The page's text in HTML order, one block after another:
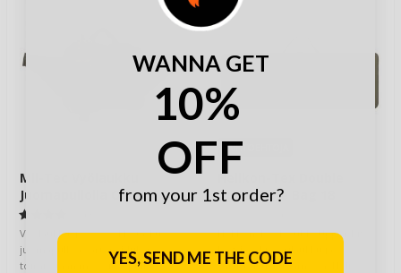
Mil-Tec Vyölaukku
Juomapullolla Olive
Vyölaukku, jossa verkkotasku
juomapulloa varten. Mukana
toimitetaan myös itse pullo.
VAIHTOEHTOJA
Helikon-Tex Double
Upper Rifle Bag 18
Helikon-Tex Double Upper Rifle
Bag 18 – kiväärilaukku ja
varustelaukku samassa. Heli…
WANNA GET
10%
OFF
from your 1st order?
YES, SEND ME THE CODE